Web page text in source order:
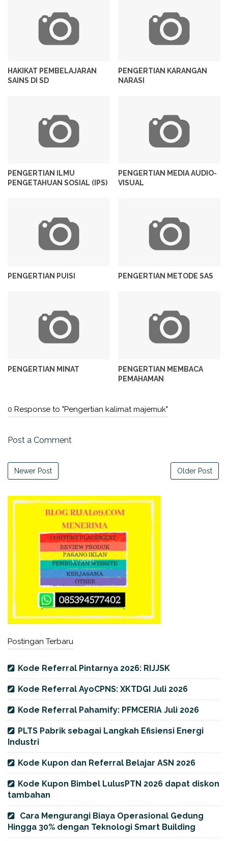
HAKIKAT PEMBELAJARAN
SAINS DI SD
PENGERTIAN KARANGAN
NARASI
PENGERTIAN ILMU
PENGETAHUAN SOSIAL (IPS)
PENGERTIAN MEDIA AUDIO-
VISUAL
PENGERTIAN PUISI PENGERTIAN METODE SAS
PENGERTIAN MINAT
PENGERTIAN MEMBACA
PEMAHAMAN
0 Response to "Pengertian kalimat majemuk"
Post a Comment
Newer Post Older Post
Postingan Terbaru
Kode Referral Pintarnya 2026: RIJJSK
Kode Referral AyoCPNS: XKTDGI Juli 2026
Kode Referral Pahamify: PFMCERIA Juli 2026
PLTS Pabrik sebagai Langkah Efisiensi Energi
Industri
Kode Kupon dan Referral Belajar ASN 2026
Kode Kupon Bimbel LulusPTN 2026 dapat diskon
tambahan
Cara Mengurangi Biaya Operasional Gedung
Hingga 30% dengan Teknologi Smart Building